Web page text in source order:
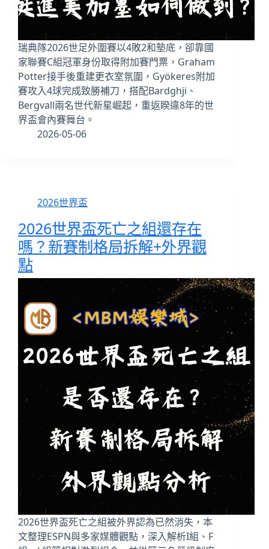
瑞典隊2026世足外圍賽以4敗2和墊底，卻靠國
家聯賽C組冠軍身份取得附加賽門票，Graham
Potter接手後重建更衣室氛圍，Gyökeres附加
賽攻入4球完成致勝補刀，搭配Bardghji、
Bergvall兩名世代新星崛起，重返睽違8年的世
界盃會內賽舞台。
2026-05-06
2026世界盃
2026世界盃死亡之組還存在
嗎？新賽制格局拆解+外界觀
點
2026世界盃死亡之組被外界認為已然消失，本
文整理ESPN與多家媒體觀點，深入解析I組、F